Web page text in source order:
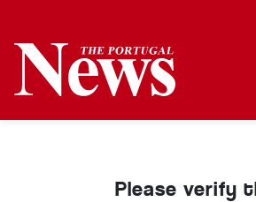
Please verify